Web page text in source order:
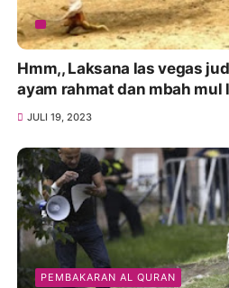
Hmm,, Laksana las vegas
ayam rahmat dan mbah mul
JULI 19, 2023
PEMBAKARAN AL QURAN